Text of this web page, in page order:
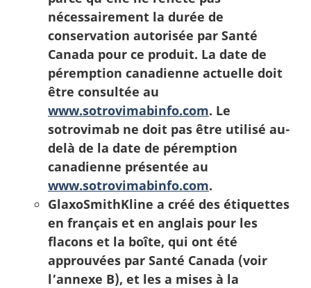
nécessairement la durée de
conservation autorisée par Santé
Canada pour ce produit. La date de
péremption canadienne actuelle doit
être consultée au
www.sotrovimabinfo.com. Le
sotrovimab ne doit pas être utilisé au-
delà de la date de péremption
canadienne présentée au
www.sotrovimabinfo.com.
GlaxoSmithKline a créé des étiquettes
en français et en anglais pour les
flacons et la boîte, qui ont été
approuvées par Santé Canada (voir
l’annexe B), et les a mises à la